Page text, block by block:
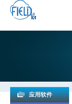
应用软件